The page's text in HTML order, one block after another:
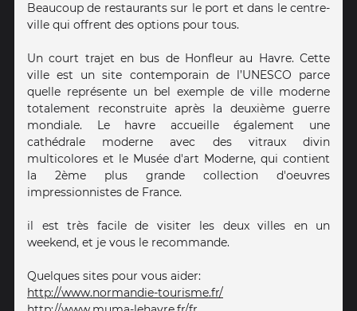
Beaucoup de restaurants sur le port et dans le centre-
ville qui offrent des options pour tous.
Un court trajet en bus de Honfleur au Havre. Cette
ville est un site contemporain de l’UNESCO parce
quelle représente un bel exemple de ville moderne
totalement reconstruite après la deuxième guerre
mondiale. Le havre accueille également une
cathédrale moderne avec des vitraux divin
multicolores et le Musée d'art Moderne, qui contient
la 2ème plus grande collection d'oeuvres
impressionnistes de France.
il est très facile de visiter les deux villes en un
weekend, et je vous le recommande.
Quelques sites pour vous aider:
http://www.normandie-tourisme.fr/